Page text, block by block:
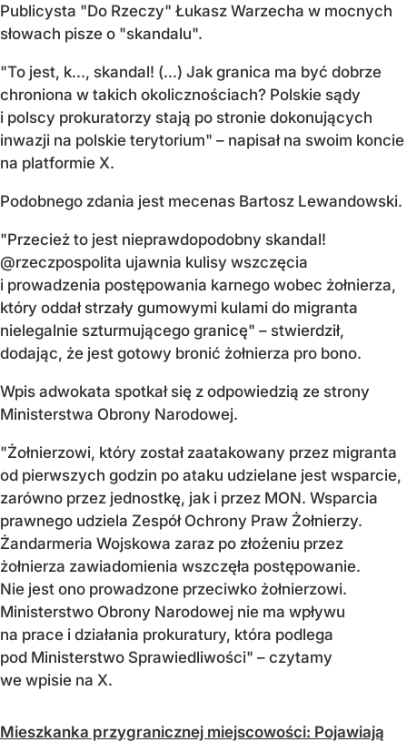
Publicysta "Do Rzeczy" Łukasz Warzecha w mocnych
słowach pisze o "skandalu".
"To jest, k..., skandal! (...) Jak granica ma być dobrze
chroniona w takich okolicznościach? Polskie sądy
i polscy prokuratorzy stają po stronie dokonujących
inwazji na polskie terytorium" – napisał na swoim koncie
na platformie X.
Podobnego zdania jest mecenas Bartosz Lewandowski.
"Przecież to jest nieprawdopodobny skandal!
@rzeczpospolita ujawnia kulisy wszczęcia
i prowadzenia postępowania karnego wobec żołnierza,
który oddał strzały gumowymi kulami do migranta
nielegalnie szturmującego granicę" – stwierdził,
dodając, że jest gotowy bronić żołnierza pro bono.
Wpis adwokata spotkał się z odpowiedzią ze strony
Ministerstwa Obrony Narodowej.
"Żołnierzowi, który został zaatakowany przez migranta
od pierwszych godzin po ataku udzielane jest wsparcie,
zarówno przez jednostkę, jak i przez MON. Wsparcia
prawnego udziela Zespół Ochrony Praw Żołnierzy.
Żandarmeria Wojskowa zaraz po złożeniu przez
żołnierza zawiadomienia wszczęła postępowanie.
Nie jest ono prowadzone przeciwko żołnierzowi.
Ministerstwo Obrony Narodowej nie ma wpływu
na prace i działania prokuratury, która podlega
pod Ministerstwo Sprawiedliwości" – czytamy
we wpisie na X.
Mieszkanka przygranicznej miejscowości: Pojawiają